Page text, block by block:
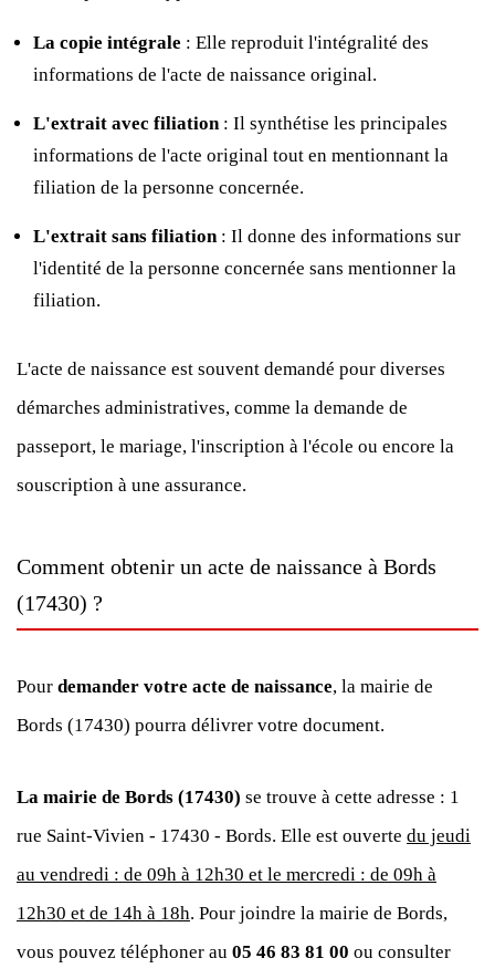
La copie intégrale : Elle reproduit l'intégralité des
informations de l'acte de naissance original.
L'extrait avec filiation: Il synthétise les principales
informations de l'acte original tout en mentionnant la
filiation de la personne concernée.
L'extrait sans filiation: Il donne des informations sur
l'identité de la personne concernée sans mentionner la
filiation.
L'acte de naissance est souvent demandé pour diverses
démarches administratives, comme la demande de
passeport, le mariage, l'inscription à l'école ou encore la
souscription à une assurance.
Comment obtenir un acte de naissance à Bords
(17430) ?
Pour demander votre acte de naissance, la mairie de
Bords (17430) pourra délivrer votre document.
La mairie de Bords (17430) se trouve à cette adresse : 1
rue Saint-Vivien - 17430 - Bords. Elle est ouverte du jeudi
au vendredi : de 09h à 12h30 et le mercredi : de 09h à
12h30 et de 14h à 18h. Pour joindre la mairie de Bords,
vous pouvez téléphoner au 05 46 83 81 00 ou consulter